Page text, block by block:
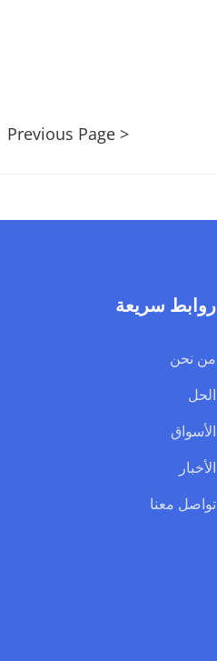
< Previous Page
روابط سريعة
من نحن
الحل
الأسواق
الأخبار
تواصل معنا